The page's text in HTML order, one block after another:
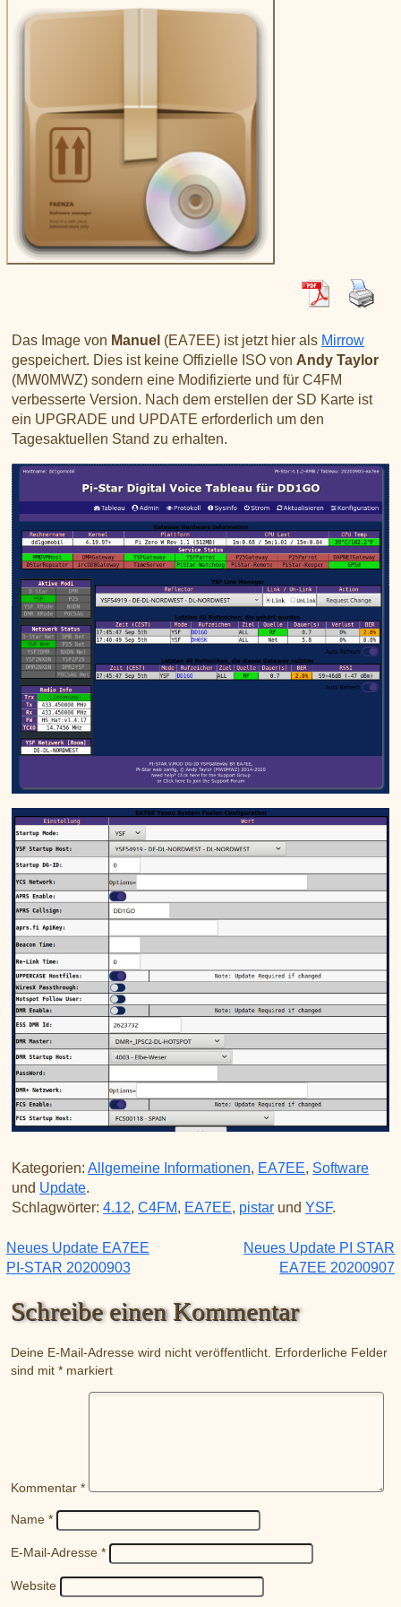
Liste aller Rubiken im DAPNET
CSS Tool (color party!)
IPSC2 Hotspot
deutsche Räume im Wires-X
XLX031
Download
Das Image von Manuel (EA7EE) ist jetzt hier als Mirrow
gespeichert. Dies ist keine Offizielle ISO von Andy Taylor
(MW0MWZ) sondern eine Modifizierte und für C4FM
verbesserte Version. Nach dem erstellen der SD Karte ist
ein UPGRADE und UPDATE erforderlich um den
Tagesaktuellen Stand zu erhalten.
Kategorien: Allgemeine Informationen, EA7EE, Software
und Update.
Schlagwörter: 4.12,C4FM, EA7EE, pistar undYSF.
Beitragsnavigation
Neues Update EA7EE
PI-STAR 20200903
Neues Update PI STAR
EA7EE 20200907
Schreibe einen Kommentar
Deine E-Mail-Adresse wird nicht veröffentlicht. Erforderliche Felder
sind mit* markiert
Kommentar*
Name*
E-Mail-Adresse*
Website